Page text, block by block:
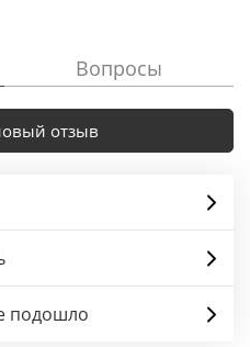
Вопросы
отзыв
подошло